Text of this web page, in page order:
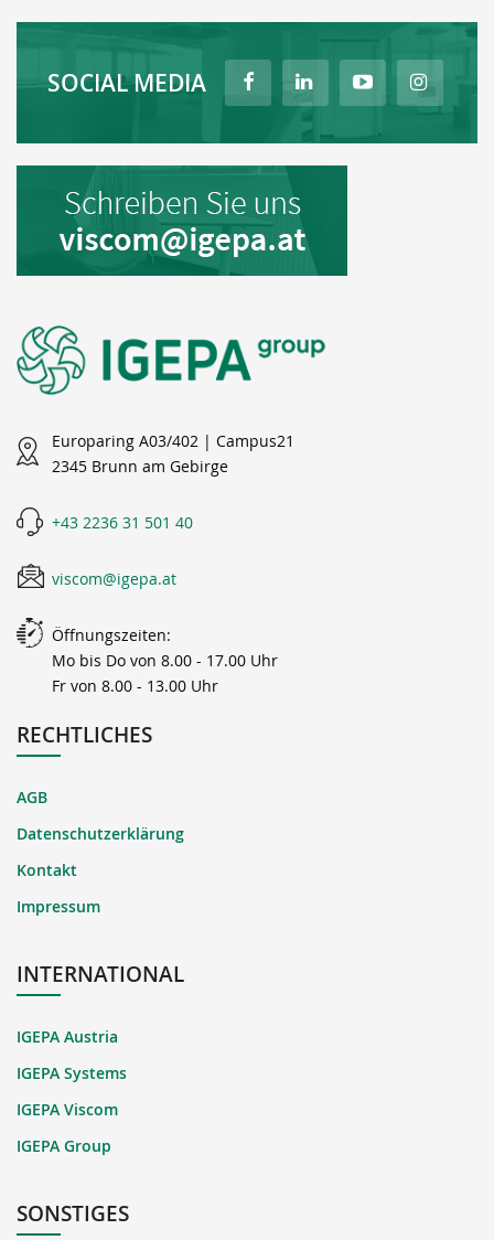
SOCIAL MEDIA
Europaring A03/402 | Campus21
2345 Brunn am Gebirge
+43 2236 31 501 40
viscom@igepa.at
Öffnungszeiten:
Mo bis Do von 8.00 - 17.00 Uhr
Fr von 8.00 - 13.00 Uhr
RECHTLICHES
AGB
Datenschutzerklärung
Kontakt
Impressum
INTERNATIONAL
IGEPA Austria
IGEPA Systems
IGEPA Viscom
IGEPA Group
SONSTIGES